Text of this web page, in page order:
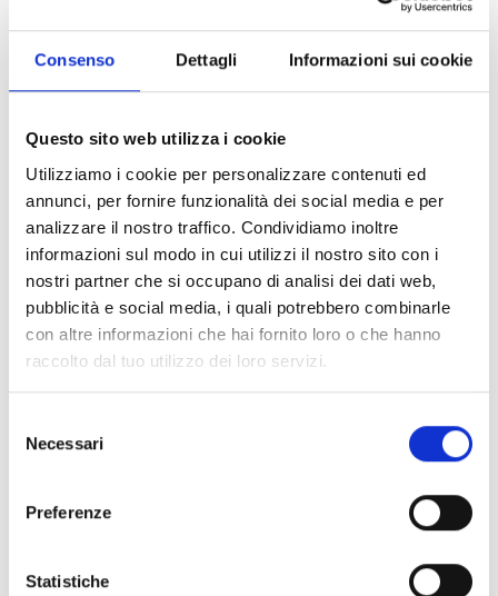
Consenso Dettagli Informazioni sui cookie
Questo sito web utilizza i cookie
Utilizziamo i cookie per personalizzare contenuti ed
annunci, per fornire funzionalità dei social media e per
analizzare il nostro traffico. Condividiamo inoltre
informazioni sul modo in cui utilizzi il nostro sito con i
nostri partner che si occupano di analisi dei dati web,
pubblicità e social media, i quali potrebbero combinarle
con altre informazioni che hai fornito loro o che hanno
raccolto dal tuo utilizzo dei loro servizi.
delNecessari
Preferenze
Statistiche
ergonomicamente inclinate per un facile accesso, anche con i
guanti, e progettate per una vestibilità rilassata.
SCHEDA TECNICA:
• Jeans uomo
• Stile urbano
• Ideale in estate e nelle mezze stagioni
• Predisposti per le protezioni fianchi SEESMART RV33 CE-livello 1
(acquistabile separatamente)
• Protezioni ginocchia SEESMART CE-livello 1
• Elementi riflettenti sul risvolto
• Ginocchiere regolabili
• Due tasche applicate sulle cosce